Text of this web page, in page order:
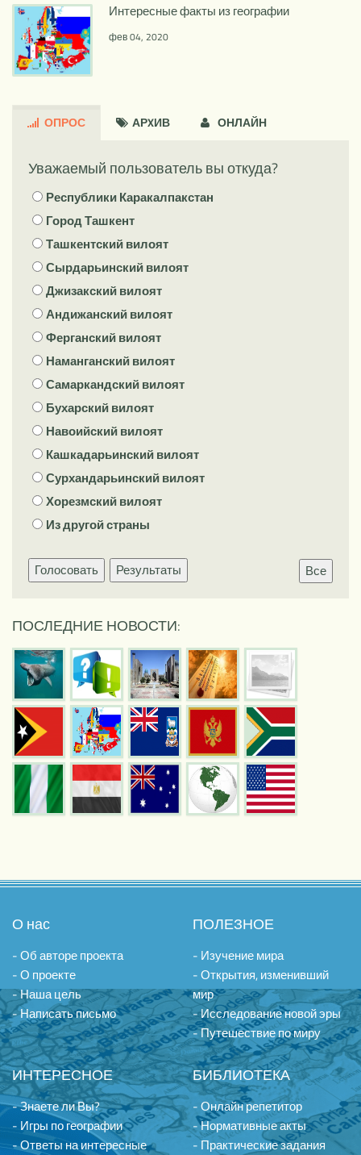
Интересные факты из географии
фев 04, 2020
ОПРОС АРXИВ ОНЛАЙН
Уважаемый пользователь вы откуда?
Республики Каракалпакстан
Город Ташкент
Ташкентский вилоят
Сырдарьинский вилоят
Джизакский вилоят
Андижанский вилоят
Ферганский вилоят
Наманганский вилоят
Самаркандский вилоят
Бухарский вилоят
Навоийский вилоят
Кашкадарьинский вилоят
Сурхандарьинский вилоят
Хорезмский вилоят
Из другой страны
Голосовать Результаты Все
ПОСЛЕДНИЕ НОВОСТИ:
О нас
- Об авторе проекта
- О проекте
- Наша цель
- Написать письмо
ПОЛЕЗНОЕ
- Изучение мира
- Открытия, изменивший
мир
- Исследование новой эры
- Путешествие по миру
ИНТЕРЕСНОЕ
- Знаете ли Вы?
- Игры по географии
- Ответы на интересные
БИБЛИОТЕКА
- Онлайн репетитор
- Нормативные акты
- Практические задания